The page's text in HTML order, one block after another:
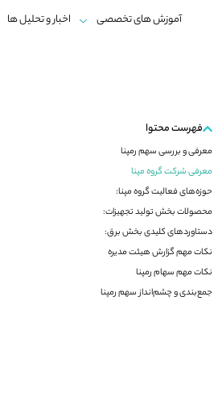
آموزش های تخصصی اخبار و تحلیل ها
فهرست محتوا
معرفی و بررسی سهم رمپنا
معرفی شرکت گروه مپنا
حوزه‌های فعالیت گروه مپنا:
محصولات بخش تولید تجهیزات:
دستاوردهای کلیدی بخش برق:
نکات مهم گزارش هیئت مدیره
نکات مهم سهام رمپنا
جمع‌بندی و چشم‌انداز سهم رمپنا